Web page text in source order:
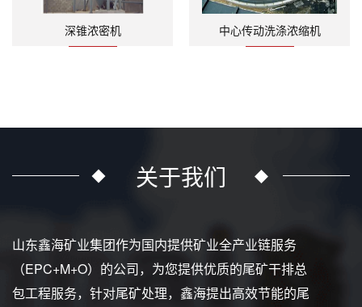
深锥浓密机 中心传动洗涤浓缩机
关于我们
山东鑫海矿业集团作为国内提供矿业全产业链服务
（EPC+M+O）的公司，为您提供优质的尾矿干排总
包工程服务，针对尾矿处理，鑫海提出高效节能的尾